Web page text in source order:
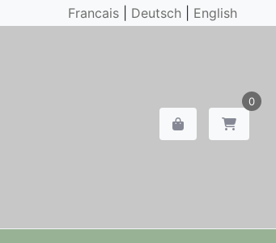
Francais Deutsch English
0